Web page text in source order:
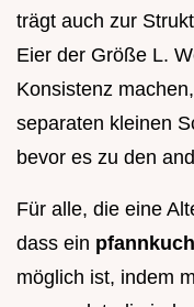
trägt auch zur
Eier der Größe L.
Konsistenz
separaten kleinen
bevor es zu den
Für alle, die eine
dass ein
möglich ist, indem